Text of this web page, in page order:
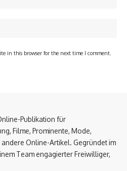
in this browser for the next time I comment.
Publikation für
Filme, Prominente, Mode,
Online-Artikel. Gegründet im
Team engagierter Freiwilliger,